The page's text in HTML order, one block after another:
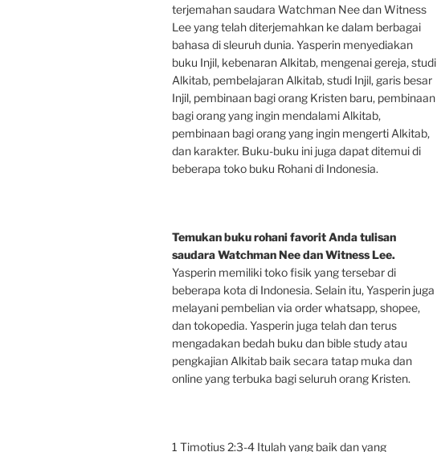
terjemahan saudara Watchman Nee dan Witness
Lee yang telah diterjemahkan ke dalam berbagai
bahasa di sleuruh dunia. Yasperin menyediakan
buku Injil, kebenaran Alkitab, mengenai gereja, studi
Alkitab, pembelajaran Alkitab, studi Injil, garis besar
Injil, pembinaan bagi orang Kristen baru, pembinaan
bagi orang yang ingin mendalami Alkitab,
pembinaan bagi orang yang ingin mengerti Alkitab,
dan karakter. Buku-buku ini juga dapat ditemui di
beberapa toko buku Rohani di Indonesia.
Temukan buku rohani favorit Anda tulisan
saudara Watchman Nee dan Witness Lee.
Yasperin memiliki toko fisik yang tersebar di
beberapa kota di Indonesia. Selain itu, Yasperin juga
melayani pembelian via order whatsapp, shopee,
dan tokopedia. Yasperin juga telah dan terus
mengadakan bedah buku dan bible study atau
pengkajian Alkitab baik secara tatap muka dan
online yang terbuka bagi seluruh orang Kristen.
1 Timotius 2:3-4 Itulah yang baik dan yang